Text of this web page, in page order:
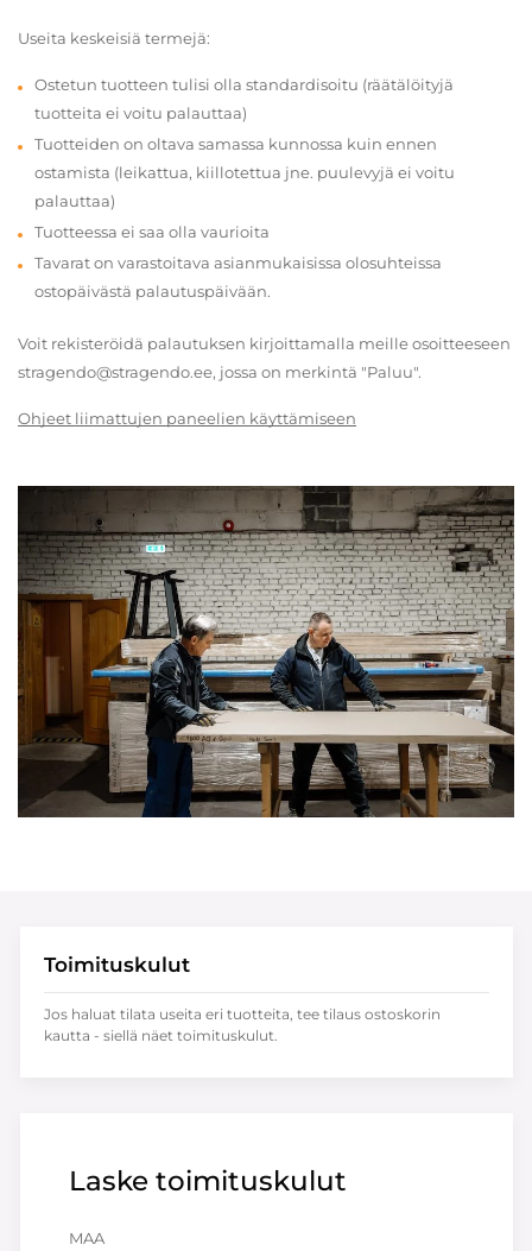
Useita keskeisiä termejä:
Ostetun tuotteen tulisi olla standardisoitu (räätälöityjä
tuotteita ei voitu palauttaa)
Tuotteiden on oltava samassa kunnossa kuin ennen
ostamista (leikattua, kiillotettua jne. puulevyjä ei voitu
palauttaa)
Tuotteessa ei saa olla vaurioita
Tavarat on varastoitava asianmukaisissa olosuhteissa
ostopäivästä palautuspäivään.
Voit rekisteröidä palautuksen kirjoittamalla meille osoitteeseen
stragendo@stragendo.ee, jossa on merkintä "Paluu".
Ohjeet liimattujen paneelien käyttämiseen
Laske toimituskulut
MAA
Toimituskulut
Jos haluat tilata useita eri tuotteita, tee tilaus ostoskorin
kautta - siellä näet toimituskulut.